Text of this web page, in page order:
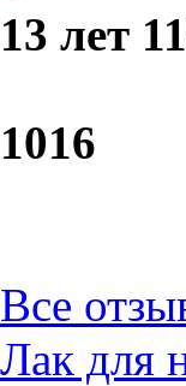
13 лет
1016
Все
Лак для